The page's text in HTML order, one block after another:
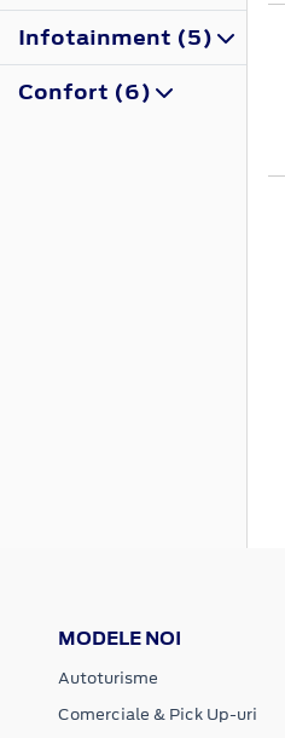
Infotainment (5)
Confort (6)
MODELE NOI
Autoturisme
Comerciale & Pick Up-uri